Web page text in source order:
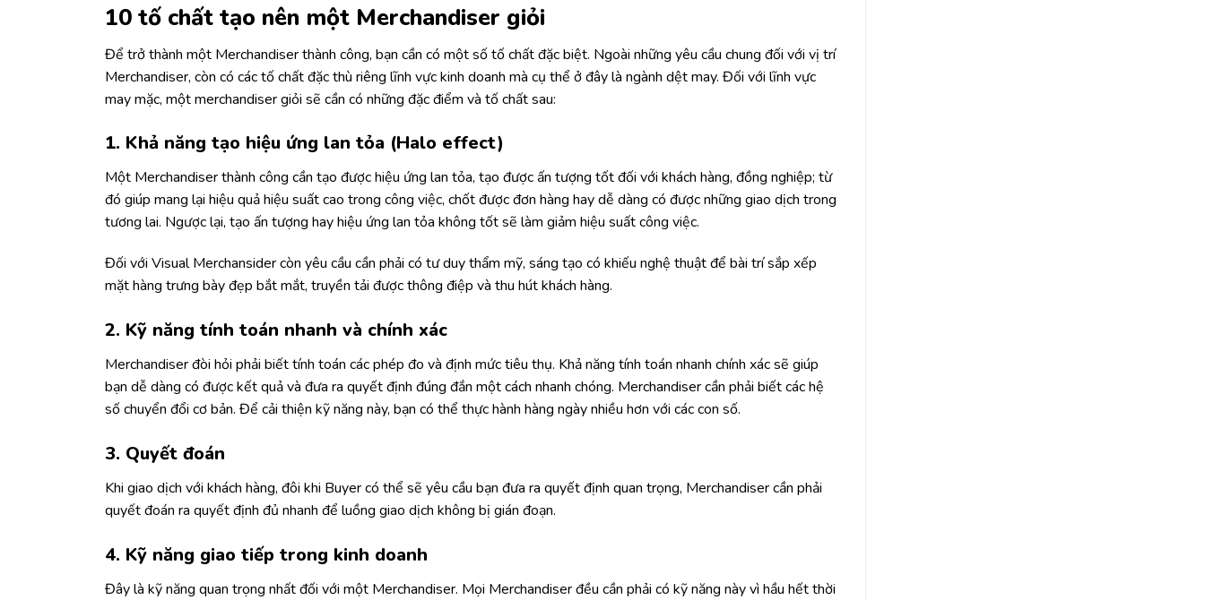
10 tố chất tạo nên một Merchandiser giỏi
Để trở thành một Merchandiser thành công, bạn cần có một số tố chất đặc biệt. Ngoài những yêu cầu chung đối với vị trí
Merchandiser, còn có các tố chất đặc thù riêng lĩnh vực kinh doanh mà cụ thể ở đây là ngành dệt may. Đối với lĩnh vực
may mặc, một merchandiser giỏi sẽ cần có những đặc điểm và tố chất sau:
1. Khả năng tạo hiệu ứng lan tỏa (Halo effect)
Một Merchandiser thành công cần tạo được hiệu ứng lan tỏa, tạo được ấn tượng tốt đối với khách hàng, đồng nghiệp; từ
đó giúp mang lại hiệu quả hiệu suất cao trong công việc, chốt được đơn hàng hay dễ dàng có được những giao dịch trong
tương lai. Ngược lại, tạo ấn tượng hay hiệu ứng lan tỏa không tốt sẽ làm giảm hiệu suất công việc.
Đối với Visual Merchansider còn yêu cầu cần phải có tư duy thẩm mỹ, sáng tạo có khiếu nghệ thuật để bài trí sắp xếp
mặt hàng trưng bày đẹp bắt mắt, truyền tải được thông điệp và thu hút khách hàng.
2. Kỹ năng tính toán nhanh và chính xác
Merchandiser đòi hỏi phải biết tính toán các phép đo và định mức tiêu thụ. Khả năng tính toán nhanh chính xác sẽ giúp
bạn dễ dàng có được kết quả và đưa ra quyết định đúng đắn một cách nhanh chóng. Merchandiser cần phải biết các hệ
số chuyển đổi cơ bản. Để cải thiện kỹ năng này, bạn có thể thực hành hàng ngày nhiều hơn với các con số.
3. Quyết đoán
Khi giao dịch với khách hàng, đôi khi Buyer có thể sẽ yêu cầu bạn đưa ra quyết định quan trọng, Merchandiser cần phải
quyết đoán ra quyết định đủ nhanh để luồng giao dịch không bị gián đoạn.
4. Kỹ năng giao tiếp trong kinh doanh
Đây là kỹ năng quan trọng nhất đối với một Merchandiser. Mọi Merchandiser đều cần phải có kỹ năng này vì hầu hết thời